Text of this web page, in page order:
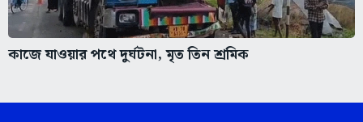
কাজে যাওয়ার পথে দুর্ঘটনা, মৃত তিন শ্রমিক